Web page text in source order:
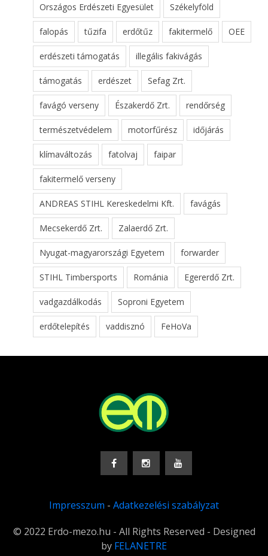
Országos Erdészeti Egyesület Székelyföld
falopás tűzifa erdőtűz fakitermelő OEE
erdészeti támogatás illegális fakivágás
támogatás erdészet Sefag Zrt.
favágó verseny Északerdő Zrt. rendőrség
természetvédelem motorfűrész időjárás
klímaváltozás fatolvaj faipar
fakitermelő verseny
ANDREAS STIHL Kereskedelmi Kft. favágás
Mecsekerdő Zrt. Zalaerdő Zrt.
Nyugat-magyarországi Egyetem forwarder
STIHL Timbersports Románia Egererdő Zrt.
vadgazdálkodás Soproni Egyetem
erdőtelepítés vaddisznó FeHoVa
Impresszum - Adatkezelési szabályzat
© 2022 Erdo-mezo.hu - All Rights Reserved - Designed
by FELANETRE